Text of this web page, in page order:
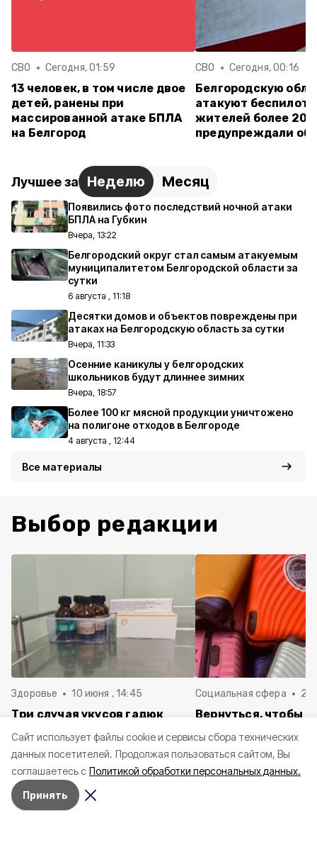
Cайт использует файлы cookie и сервисы сбора технических
данных посетителей. Продолжая пользоваться сайтом, Вы
соглашаетесь с Политикой обработки персональных данных.
Принять
СВО Сегодня, 01:59
13 человек, в том числе двое
детей, ранены при
массированной атаке БПЛА
на Белгород
СВО Сегодня, 00:16
Белгородскую
атакуют
жителей более 20
предупреждали об
Лучшее за Неделю Месяц
Появились фото последствий ночной атаки
БПЛА на Губкин
Вчера, 13:22
Белгородский округ стал самым атакуемым
муниципалитетом Белгородской области за
сутки
6 августа , 11:18
Десятки домов и объектов повреждены при
атаках на Белгородскую область за сутки
Вчера, 11:33
Осенние каникулы у белгородских
школьников будут длиннее зимних
Вчера, 18:57
Более 100 кг мясной продукции уничтожено
на полигоне отходов в Белгороде
4 августа , 12:44
Все материалы
Выбор редакции
Здоровье 10 июня , 14:45
Три случая укусов гадюк
Белгородской области с
начала года
Социальная сфера 20
Вернуться, чтобы
в Белгородскую
пять лет